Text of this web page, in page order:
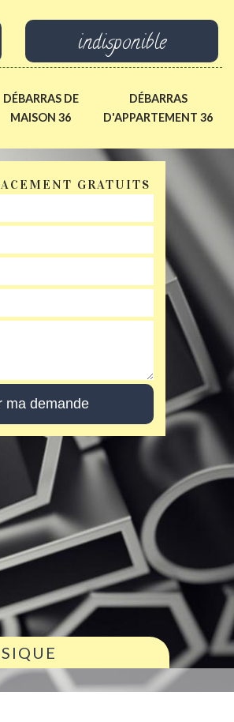
indisponible
DÉBARRAS DE
MAISON 36
DÉBARRAS
D'APPARTEMENT 36
GRATUITS